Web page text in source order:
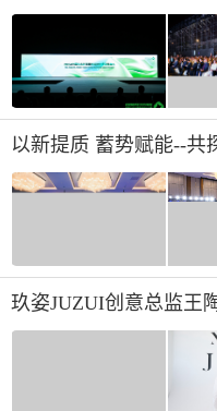
赛颁奖典礼闪耀苏州湾
以新提质 蓄势赋能--共
量发展之路
玖姿JUZUI创意总监王
样新中式